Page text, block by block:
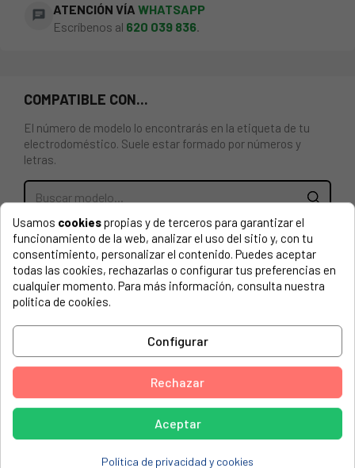
chat ATENCIÓN VÍA WHATSAPP
Escríbenos al 620 039 836.
COMPATIBLE CON...
El número de modelo lo encontrarás en la etiqueta de tu
electrodoméstico. Suele estar formado por números y
letras.
CAJÓN DETERGENTE (JABONERA) PARA LAVADORA
BEKO 2421900300
BEKO, WMY91283LB2 7150341100
ALTUS, AL 8100 D
ALTUS, AL 8120 X
ALTUS, AL 9100 DS
ALTUS, AL 9100 MD
ALTUS, AL 9120 X
Usamos cookiespropias y de terceros para garantizar el
funcionamiento de la web, analizar el uso del sitio y, con tu
consentimiento, personalizar el contenido. Puedes aceptar
todas las cookies, rechazarlas o configurar tus preferencias en
cualquier momento. Para más información, consulta nuestra
política de cookies.
Configurar
Rechazar
Aceptar
Política de privacidad y cookies